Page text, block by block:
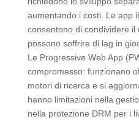
aumentando i costi. Le app
consentono di condividere
possono soffrire di lag in
Le Progressive Web App
compromesso: funzionano
motori di ricerca e si
hanno limitazioni nella
nella protezione DRM per i